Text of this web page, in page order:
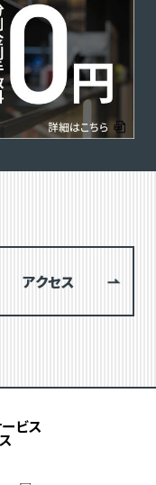
アクセス
ビス